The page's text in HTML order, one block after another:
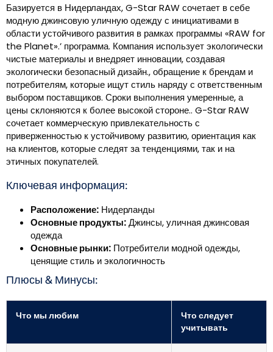
Базируется в Нидерландах, G-Star RAW сочетает в себе
модную джинсовую уличную одежду с инициативами в
области устойчивого развития в рамках программы «RAW for
the Planet».’ программа. Компания использует экологически
чистые материалы и внедряет инновации, создавая
экологически безопасный дизайн., обращение к брендам и
потребителям, которые ищут стиль наряду с ответственным
выбором поставщиков. Сроки выполнения умеренные, а
цены склоняются к более высокой стороне.. G-Star RAW
сочетает коммерческую привлекательность с
приверженностью к устойчивому развитию, ориентация как
на клиентов, которые следят за тенденциями, так и на
этичных покупателей.
Ключевая информация:
Расположение: Нидерланды
Основные продукты:Джинсы, уличная джинсовая
одежда
Основные рынки: Потребители модной одежды,
ценящие стиль и экологичность
Плюсы & Минусы:
Что мы любим
Что следует
учитывать